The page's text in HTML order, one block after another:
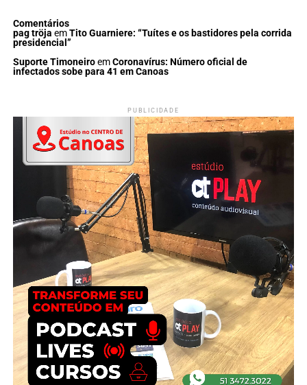
Comentários
pag tröja emTito Guarniere: “Tuítes e os bastidores pela corrida
presidencial”
Suporte TimoneiroemCoronavírus: Número oficial de
infectados sobe para 41 em Canoas
PUBLICIDADE